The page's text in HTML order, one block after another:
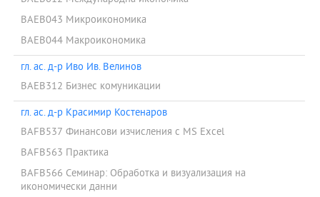
BAEB043 Микроикономика
BAEB044 Макроикономика
гл. ас. д-р Иво Ив. Велинов
BAEB312 Бизнес комуникации
гл. ас. д-р Красимир Костенаров
BAFB537 Финансови изчисления с MS Excel
BAFB563 Практика
BAFB566 Семинар: Обработка и визуализация на
икономически данни